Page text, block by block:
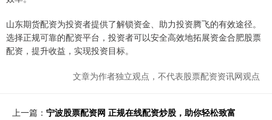
山东期货配资为投资者提供了解锁资金、助力投资腾飞的有效途径。
选择正规可靠的配资平台，投资者可以安全高效地拓展资金合肥股票
配资，提升收益，实现投资目标。
文章为作者独立观点，不代表股票配资资讯网观点
上一篇： 宁波股票配资网 正规在线配资炒股，助你轻松致富